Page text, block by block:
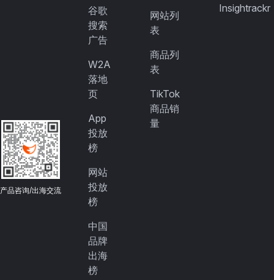
产品咨询/出海交流
谷歌
搜索
广告
W2A
落地
页
App
投放
榜
网站
投放
榜
中国
品牌
出海
榜
网站列
表
商品列
表
TikTok
商品销
量
Insightrackr